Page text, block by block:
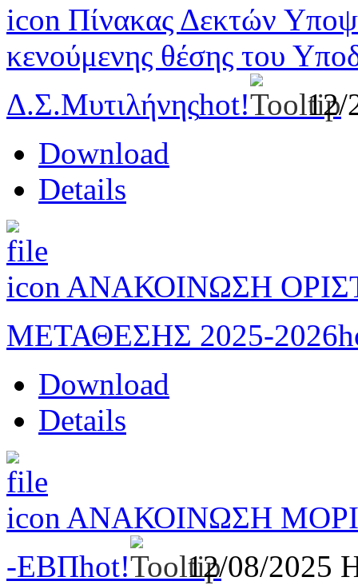
Πίνακας Δεκτών
κενούμενης θέσης του
Δ.Σ.Μυτιλήνηςhot!
12/
Download
Details
ΑΝΑΚΟΙΝΩΣΗ
ΜΕΤΑΘΕΣΗΣ 2025-2026
Download
Details
ΑΝΑΚΟΙΝΩΣΗ
-ΕΒΠhot! 12/08/2025